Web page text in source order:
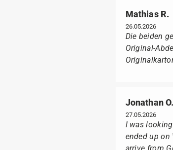
Mathias R.
26.05.2026
Die beiden
Original-
Jonathan O.
27.05.2026
I was
ended up on